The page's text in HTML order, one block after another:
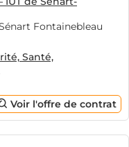
Fontainebleau
Santé,
Voir l'offre de contrat